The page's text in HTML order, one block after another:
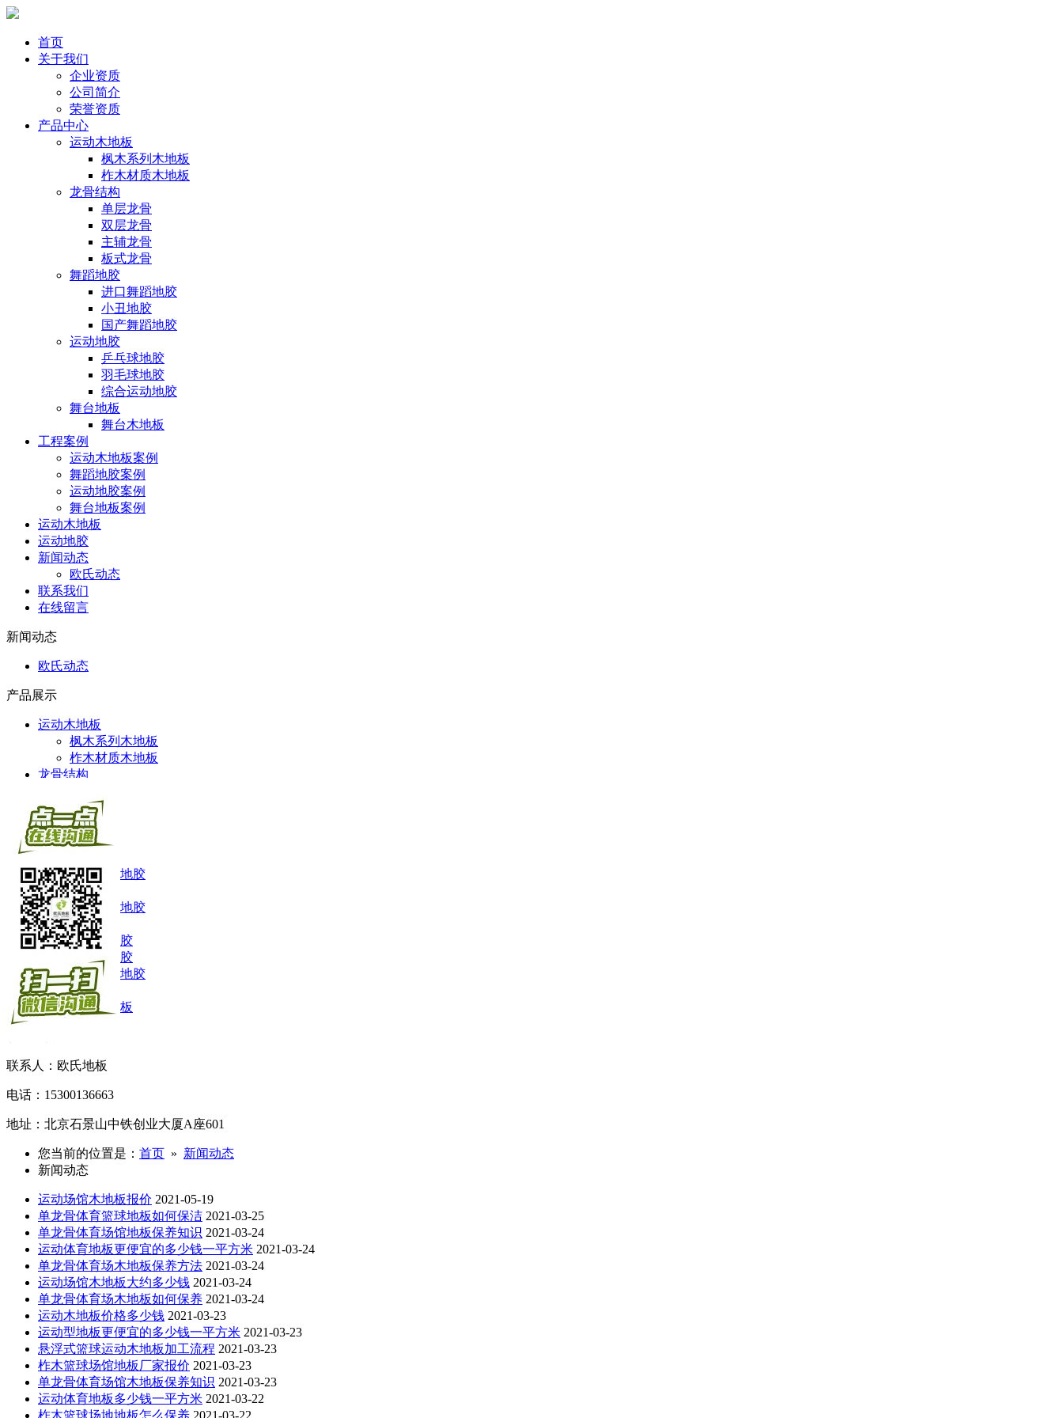
首页
关于我们
企业资质
公司简介
荣誉资质
产品中心
运动木地板
枫木系列木地板
柞木材质木地板
龙骨结构
单层龙骨
双层龙骨
主辅龙骨
板式龙骨
舞蹈地胶
进口舞蹈地胶
小丑地胶
国产舞蹈地胶
运动地胶
乒乓球地胶
羽毛球地胶
综合运动地胶
舞台地板
舞台木地板
工程案例
运动木地板案例
舞蹈地胶案例
运动地胶案例
舞台地板案例
运动木地板
运动地胶
新闻动态
欧氏动态
联系我们
在线留言
新闻动态
欧氏动态
产品展示
运动木地板
枫木系列木地板
柞木材质木地板
龙骨结构
双层龙骨
主辅龙骨
板式龙骨
进口舞蹈地胶
小丑地胶
国产舞蹈地胶
运动地胶
乒乓球地胶
羽毛球地胶
综合运动地胶
舞台地板
舞台木地板
联系人：欧氏地板
电话：15300136663
地址：北京石景山中铁创业大厦A座601
您当前的位置是： 首页 » 新闻动态
新闻动态
运动场馆木地板报价 2021-05-19
单龙骨体育篮球地板如何保洁 2021-03-25
单龙骨体育场馆地板保养知识 2021-03-24
运动体育地板更便宜的多少钱一平方米 2021-03-24
单龙骨体育场木地板保养方法 2021-03-24
运动场馆木地板大约多少钱 2021-03-24
单龙骨体育场木地板如何保养 2021-03-24
运动木地板价格多少钱 2021-03-23
运动型地板更便宜的多少钱一平方米 2021-03-23
悬浮式篮球运动木地板加工流程 2021-03-23
柞木篮球场馆地板厂家报价 2021-03-23
单龙骨体育场馆木地板保养知识 2021-03-23
运动体育地板多少钱一平方米 2021-03-22
柞木篮球场地地板怎么保养 2021-03-22